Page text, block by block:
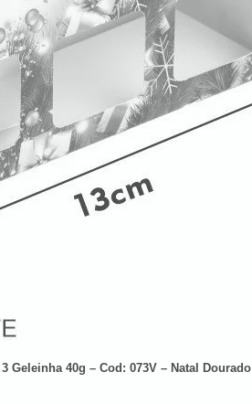
Geleinha 40g – Cod: 073V – Natal Dourado